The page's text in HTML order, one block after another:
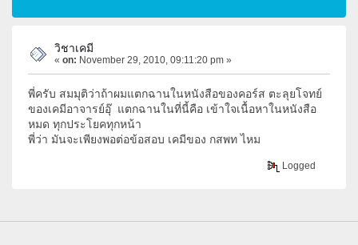
วิชาเคมี
« on: November 29, 2010, 09:11:20 pm »
พี่ครับ สมมุติว่าถ้าผมแตกฉานในหนังสือของคอร์ส ตะลุยโจทย์
ของเคมีอาจารย์อุ๊ แตกฉานในที่นี้คือ เข้าใจเนื้อหาในหนังสือ
หมด ทุกประโยคทุกหน้า
พี่ว่า มันจะเพียงพอต่อข้อสอบ เคมีของ กสพท ไหม
Logged